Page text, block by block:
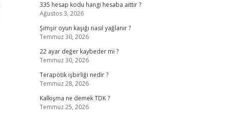
335 hesap kodu hangi hesaba aittir ?
Ağustos 3, 2026
Şimşir oyun kaşığı nasıl yağlanır ?
Temmuz 30, 2026
22 ayar değer kaybeder mi ?
Temmuz 30, 2026
Terapötik işbirliği nedir ?
Temmuz 28, 2026
Kalkışma ne demek TDK ?
Temmuz 25, 2026